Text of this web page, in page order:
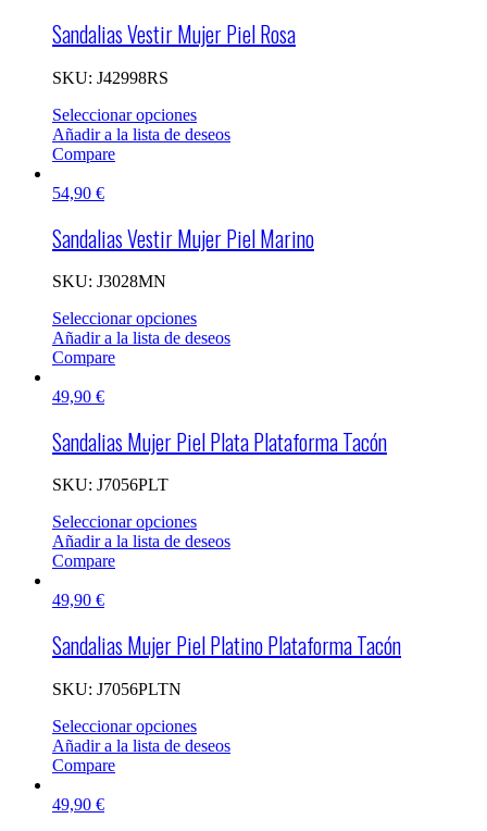
Sandalias Vestir Mujer Piel Rosa
SKU: J42998RS
Seleccionar opciones
Añadir a la lista de deseos
Compare
54,90 €
Sandalias Vestir Mujer Piel Marino
SKU: J3028MN
Seleccionar opciones
Añadir a la lista de deseos
Compare
49,90 €
Sandalias Mujer Piel Plata Plataforma Tacón
SKU: J7056PLT
Seleccionar opciones
Añadir a la lista de deseos
Compare
49,90 €
Sandalias Mujer Piel Platino Plataforma Tacón
SKU: J7056PLTN
Seleccionar opciones
Añadir a la lista de deseos
Compare
49,90 €